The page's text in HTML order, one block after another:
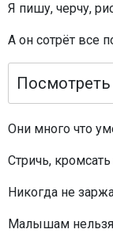
Я пишу, черчу,
А он сотрёт все
Посмотреть
Они много что
Стричь,
Никогда не
Малышам нельзя